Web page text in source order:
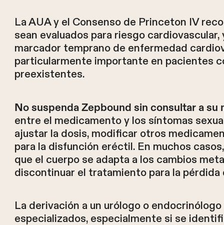
La AUA y el Consenso de Princeton IV
sean evaluados para riesgo
marcador temprano de enfermedad
particularmente importante en pacientes
preexistentes.
No suspenda Zepbound sin consultar a su
entre el medicamento y los síntomas
ajustar la dosis, modificar otros
para la disfunción eréctil. En muchos
que el cuerpo se adapta a los cambios
discontinuar el tratamiento para la pérdida
La derivación a un urólogo o
especializados, especialmente si se